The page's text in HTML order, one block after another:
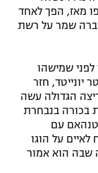
מאז, הפך לאחד
שמר על רשת
לפני שמישהו
יונייטד, חזר
הגדולה עשה
ב-2019 ערך הופעת בכורה בנבחרת
עם
הצליח לאיים על הוגו
שבה הוא אמור